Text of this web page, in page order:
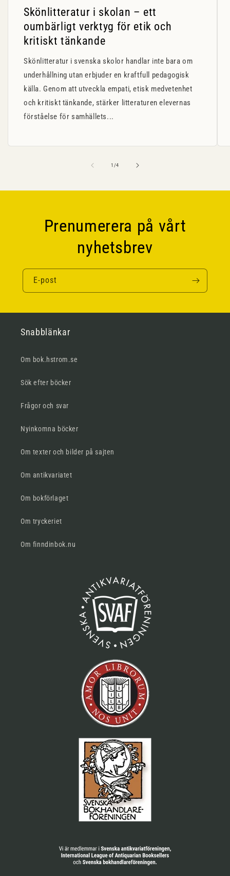
Skönlitteratur i skolan – ett
oumbärligt verktyg för etik och
kritiskt tänkande
Skönlitteratur i svenska skolor handlar inte bara om
underhållning utan erbjuder en kraftfull pedagogisk
källa. Genom att utveckla empati, etisk medvetenhet
och kritiskt tänkande, stärker litteraturen elevernas
förståelse för samhällets...
1/av
4
Prenumerera på vårt
nyhetsbrev
E-post
Snabblänkar
Om bok.hstrom.se
Sök efter böcker
Frågor och svar
Nyinkomna böcker
Om texter och bilder på sajten
Om antikvariatet
Om bokförlaget
Om tryckeriet
Om finndinbok.nu